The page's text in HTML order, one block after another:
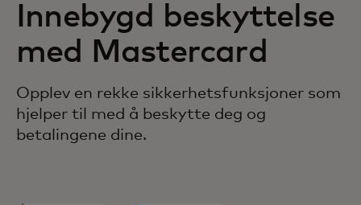
Innebygd beskyttelse
med Mastercard
Opplev en rekke sikkerhetsfunksjoner som
hjelper til med å beskytte deg og
betalingene dine.